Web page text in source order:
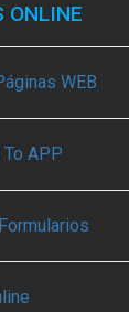
ONLINE
WEB
To APP